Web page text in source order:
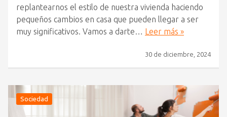
replantearnos el estilo de nuestra vivienda haciendo
pequeños cambios en casa que pueden llegar a ser
muy significativos. Vamos a darte… Leer más »
30 de diciembre, 2024
Sociedad